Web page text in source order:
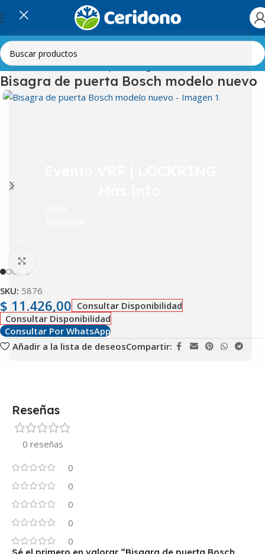
Inicio Línea Blanca Lavarropas Bisagras
Bisagra de puerta Bosch modelo nuevo
SKU: 5876
$ 11.426,00 Consultar Disponibilidad
Consultar Disponibilidad
Consultar Por WhatsApp
Añadir a la lista de deseosCompartir:
Reseñas
0 reseñas
0
0
0
0
0